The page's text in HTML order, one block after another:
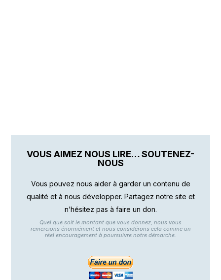
VOUS AIMEZ NOUS LIRE… SOUTENEZ-
NOUS
Vous pouvez nous aider à garder un contenu de
qualité et à nous développer. Partagez notre site et
n’hésitez pas à faire un don.
Quel que soit le montant que vous donnez, nous vous
remercions énormément et nous considérons cela comme un
réel encouragement à poursuivre notre démarche.